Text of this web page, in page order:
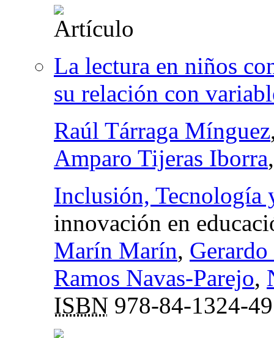
La lectura en niños
su relación con
Raúl Tárraga Mínguez
Amparo Tijeras Iborra
Inclusión, Tecnología
innovación en
Marín Marín,
Ramos Navas-Parejo,
ISBN 978-84-1324-